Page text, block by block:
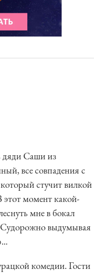
дяди Саши из
все совпадения с
стучит вилкой
этот момент какой-
мне в бокал
выдумывая
комедии. Гости